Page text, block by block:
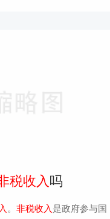
税收入吗
。 非税收入是政府参与国